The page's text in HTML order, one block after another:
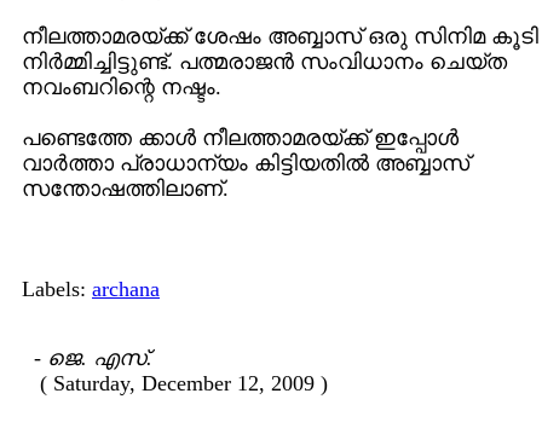
നീലത്താമരയ്ക്ക് ശേഷം അബ്ബാസ് ഒരു സിനിമ കൂടി
നിര്‍മ്മിച്ചിട്ടുണ്ട്. പത്മരാജന്‍ സംവിധാനം ചെയ്ത
നവംബറിന്റെ നഷ്ടം.
പണ്ടെത്തേ ക്കാള്‍ നീലത്താമരയ്ക്ക് ഇപ്പോള്‍
വാര്‍ത്താ പ്രാധാന്യം കിട്ടിയതില്‍ അബ്ബാസ്
സന്തോഷത്തിലാണ്.
Labels: archana
- ജെ. എസ്.
( Saturday, December 12, 2009 )